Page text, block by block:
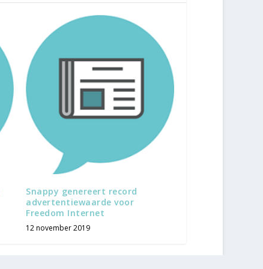
Snappy genereert record
advertentiewaarde voor
Freedom Internet
12 november 2019